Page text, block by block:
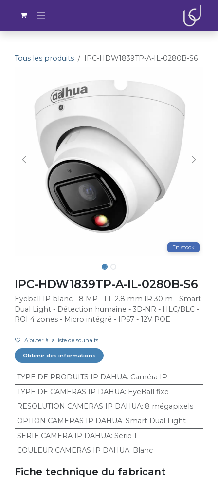
Tous les produits IPC-HDW1839TP-A-IL-0280B-S6
En stock
IPC-HDW1839TP-A-IL-0280B-S6
Eyeball IP blanc - 8 MP - FF 2.8 mm IR 30 m - Smart
Dual Light - Détection humaine - 3D-NR - HLC/BLC -
ROI 4 zones - Micro intégré - IP67 - 12V POE
Ajouter à la liste de souhaits
Obtenir des informations
TYPE DE PRODUITS IP DAHUA: Caméra IP
TYPE DE CAMERAS IP DAHUA: EyeBall fixe
RESOLUTION CAMERAS IP DAHUA: 8 mégapixels
OPTION CAMERAS IP DAHUA: Smart Dual Light
SERIE CAMERA IP DAHUA: Serie 1
COULEUR CAMERAS IP DAHUA: Blanc
Fiche technique du fabricant